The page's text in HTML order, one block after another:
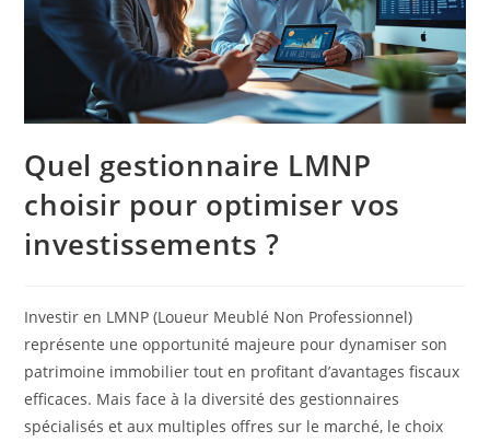
Quel gestionnaire LMNP
choisir pour optimiser vos
investissements ?
Investir en LMNP (Loueur Meublé Non Professionnel)
représente une opportunité majeure pour dynamiser son
patrimoine immobilier tout en profitant d’avantages fiscaux
efficaces. Mais face à la diversité des gestionnaires
spécialisés et aux multiples offres sur le marché, le choix